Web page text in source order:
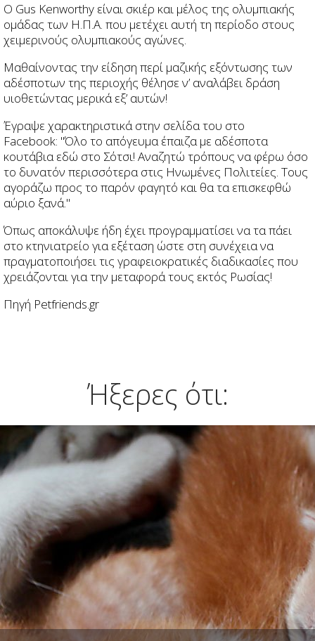
Ο Gus Kenworthy είναι σκιέρ και μέλος της ολυμπιακής
ομάδας των Η.Π.Α. που μετέχει αυτή τη περίοδο στους
χειμερινούς ολυμπιακούς αγώνες.
Μαθαίνοντας την είδηση περί μαζικής εξόντωσης των
αδέσποτων της περιοχής θέλησε ν’ αναλάβει δράση
υιοθετώντας μερικά εξ’ αυτών!
Έγραψε χαρακτηριστικά στην σελίδα του στο
Facebook: "Όλο το απόγευμα έπαιζα με αδέσποτα
κουτάβια εδώ στο Σότσι! Αναζητώ τρόπους να φέρω όσο
το δυνατόν περισσότερα στις Ηνωμένες Πολιτείες. Τους
αγοράζω προς το παρόν φαγητό και θα τα επισκεφθώ
αύριο ξανά."
Όπως αποκάλυψε ήδη έχει προγραμματίσει να τα πάει
στο κτηνιατρείο για εξέταση ώστε στη συνέχεια να
πραγματοποιήσει τις γραφειοκρατικές διαδικασίες που
χρειάζονται για την μεταφορά τους εκτός Ρωσίας!
Πηγή Petfriends.gr
Ήξερες ότι: